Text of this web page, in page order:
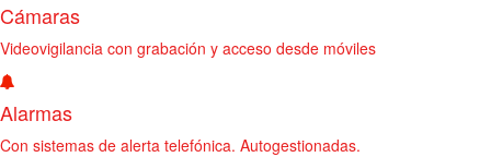
Cámaras
Videovigilancia con grabación y acceso desde móviles
Alarmas
Con sistemas de alerta telefónica. Autogestionadas.